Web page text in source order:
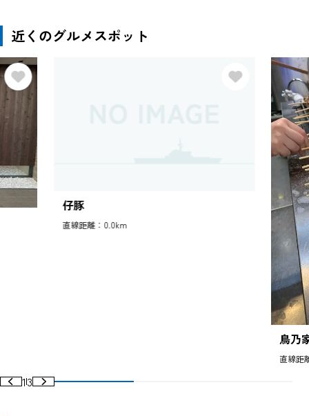
近くのグルメスポット
仔豚
直線距離：0.0km
鳥乃
直線距
13